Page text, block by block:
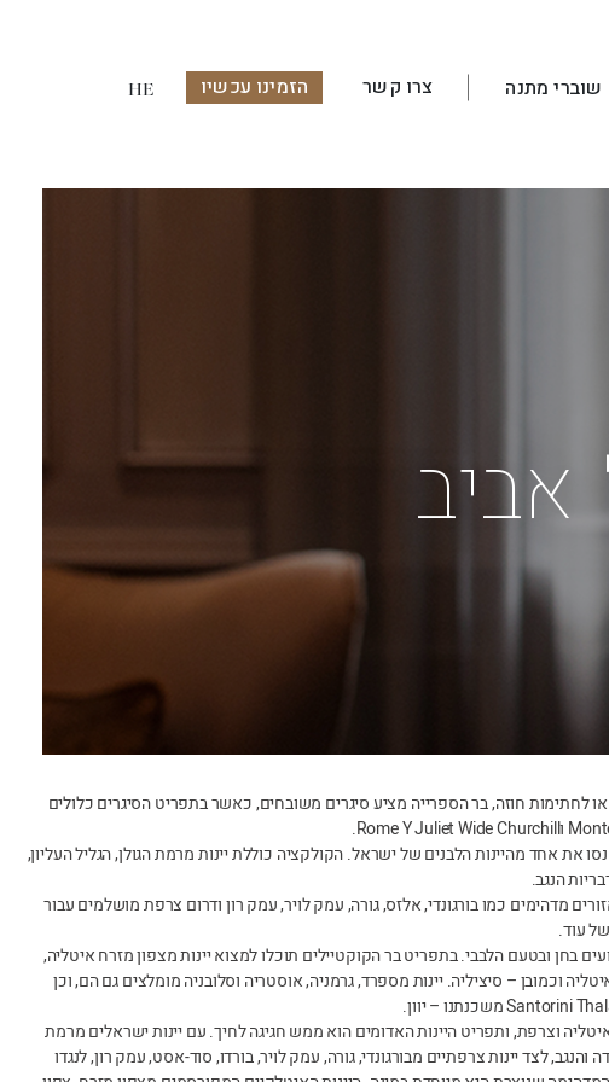
שוברי מתנה צרו קשר הזמינו עכשיו HE
אביב
לחתימות חוזה, בר הספרייה מציע סיגרים משובחים, כאשר בתפריט הסיגרים כלולים
נסו את אחד מהיינות הלבנים של ישראל. הקולקציה כוללת יינות מרמת הגולן, הגליל העליון,
הנגב.
מדהימים כמו בורגונדי, אלזס, גורה, עמק לויר, עמק רון ודרום צרפת מושלמים עבור
עוד.
בחן ובטעם הלבבי. בתפריט בר הקוקטיילים תוכלו למצוא יינות מצפון מזרח איטליה,
וכמובן – סיציליה. יינות מספרד, גרמניה, אוסטריה וסלובניה מומלצים גם הם, וכן
וצרפת, ותפריט היינות האדומים הוא ממש חגיגה לחיך. עם יינות ישראלים מרמת
והנגב, לצד יינות צרפתיים מבורגונדי, גורה, עמק לויר, בורדו, סוד-אסט, עמק רון, לנגדו